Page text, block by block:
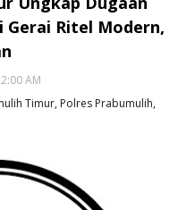
Gerai Ritel Modern,
AM
Timur, Polres Prabumulih,